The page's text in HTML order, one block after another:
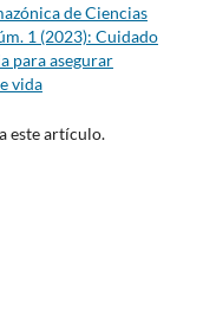
de Ciencias
1 (2023): Cuidado
para asegurar
vida
este artículo.